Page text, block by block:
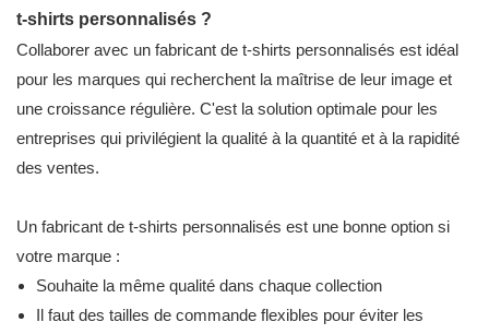
t-shirts personnalisés ?
Collaborer avec un fabricant de t-shirts personnalisés est idéal
pour les marques qui recherchent la maîtrise de leur image et
une croissance régulière. C'est la solution optimale pour les
entreprises qui privilégient la qualité à la quantité et à la rapidité
des ventes.
Un fabricant de t-shirts personnalisés est une bonne option si
votre marque :
Souhaite la même qualité dans chaque collection
Il faut des tailles de commande flexibles pour éviter les